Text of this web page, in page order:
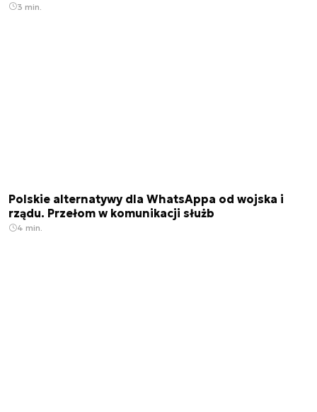
3 min.
Polskie alternatywy dla WhatsAppa od wojska i
rządu. Przełom w komunikacji służb
4 min.